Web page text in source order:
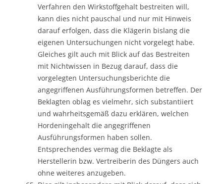
Verfahren den Wirkstoffgehalt bestreiten will,
kann dies nicht pauschal und nur mit Hinweis
darauf erfolgen, dass die Klägerin bislang die
eigenen Untersuchungen nicht vorgelegt habe.
Gleiches gilt auch mit Blick auf das Bestreiten
mit Nichtwissen in Bezug darauf, dass die
vorgelegten Untersuchungsberichte die
angegriffenen Ausführungsformen betreffen. Der
Beklagten oblag es vielmehr, sich substantiiert
und wahrheitsgemäß dazu erklären, welchen
Hordeningehalt die angegriffenen
Ausführungsformen haben sollen.
Entsprechendes vermag die Beklagte als
Herstellerin bzw. Vertreiberin des Düngers auch
ohne weiteres anzugeben.